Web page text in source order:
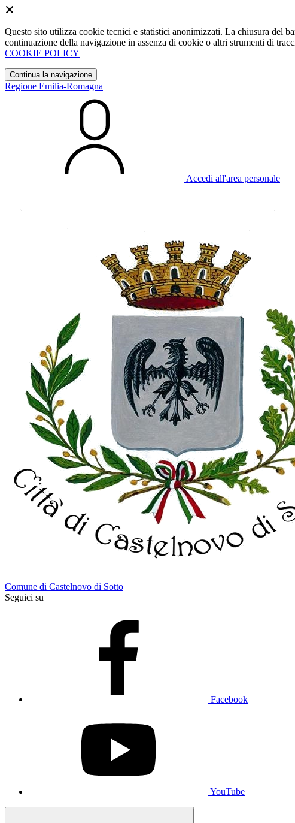
Questo sito utilizza cookie tecnici e statistici anonimizzati. La chiusura del
continuazione della navigazione in assenza di cookie o altri strumenti di
COOKIE POLICY
Continua la navigazione
Regione Emilia-Romagna
Accedi all'area personale
Comune di Castelnovo di Sotto
Seguici su
Facebook
YouTube